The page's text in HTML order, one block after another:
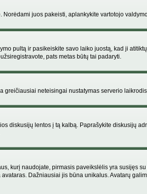
juos pakeisti, aplankykite vartotojo
pultą ir pasikeiskite savo laiko juostą, kad ji
pats metas būtų tai padaryti.
neteisingai nustatymas serverio
diskusijų lentos į tą kalbą. Paprašykite diskusijų
kurį naudojate, pirmasis paveikslėlis yra
Dažniausiai jis būna unikalus. Avatarų